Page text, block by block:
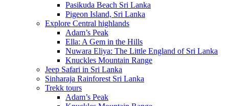
Pasikuda Beach Sri Lanka
Pigeon Island, Sri Lanka
Explore Central highlands
Adam’s Peak
Ella: A Gem in the Hills
Nuwara Eliya: The Little England of Sri Lanka
Knuckles Mountain Range
Jeep Safari in Sri Lanka
Sinharaja Rainforest Sri Lanka
Trekk tours
Adam’s Peak